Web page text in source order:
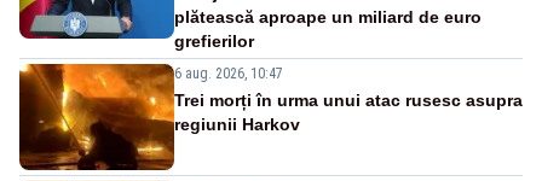
plătească aproape un miliard de euro
grefierilor
6 aug. 2026, 10:47
Trei morți în urma unui atac rusesc asupra
regiunii Harkov